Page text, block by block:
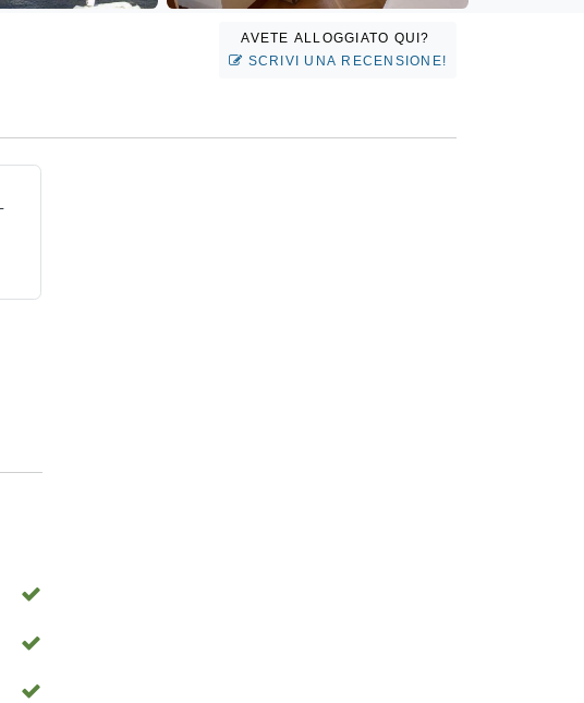
AVETE ALLOGGIATO QUI?
SCRIVI UNA RECENSIONE!